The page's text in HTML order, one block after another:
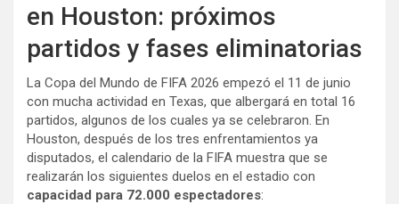
en Houston: próximos
partidos y fases eliminatorias
La Copa del Mundo de FIFA 2026 empezó el 11 de junio
con mucha actividad en Texas, que albergará en total 16
partidos, algunos de los cuales ya se celebraron. En
Houston, después de los tres enfrentamientos ya
disputados, el calendario de la FIFA muestra que se
realizarán los siguientes duelos en el estadio con
capacidad para 72.000 espectadores: